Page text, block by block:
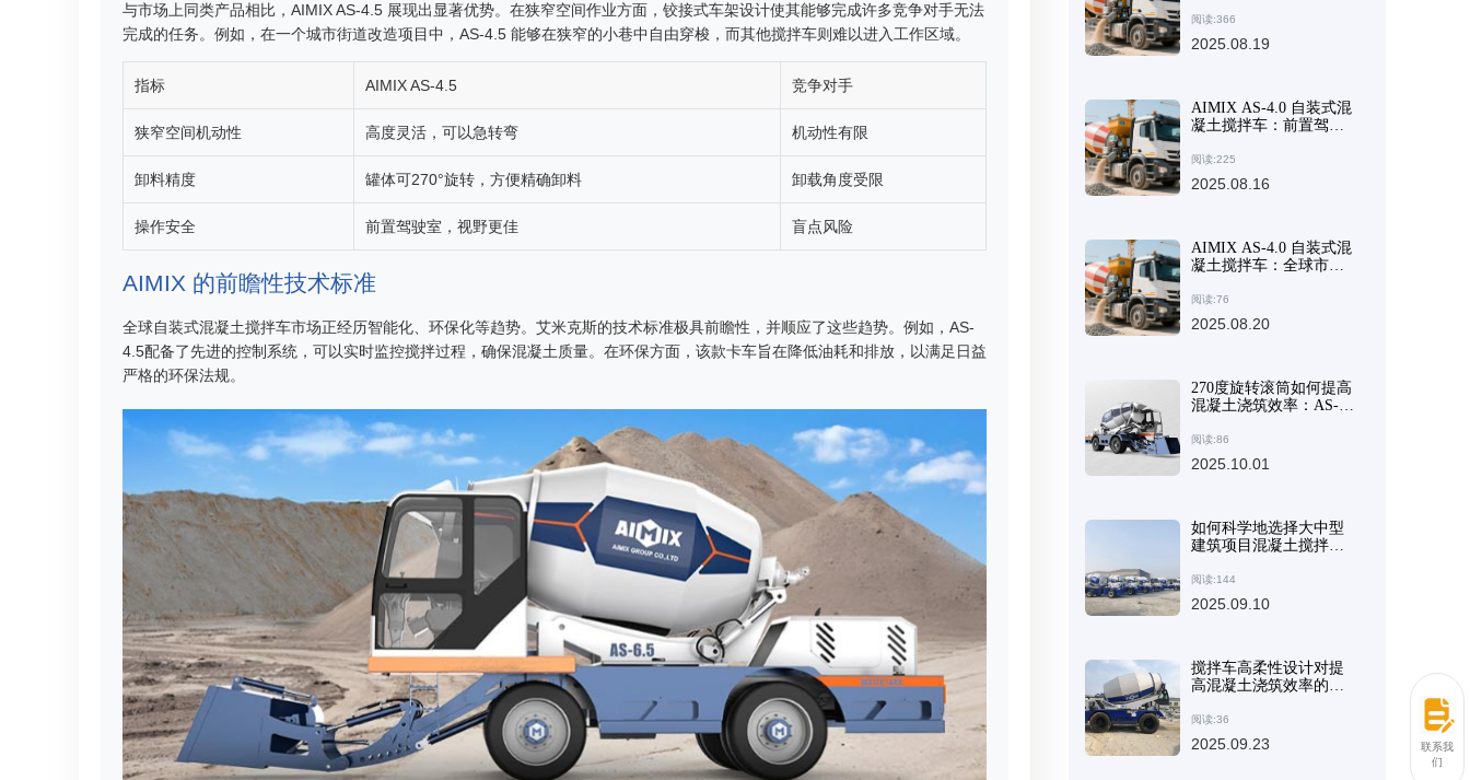
与市场上同类产品相比，AIMIX AS-4.5 展现出显著优势。在狭窄空间作业方面，铰接式车架设计使其能够完成许多竞争对手无法
完成的任务。例如，在一个城市街道改造项目中，AS-4.5 能够在狭窄的小巷中自由穿梭，而其他搅拌车则难以进入工作区域。
指标 AIMIX AS-4.5 竞争对手
狭窄空间机动性 高度灵活，可以急转弯 机动性有限
卸料精度 罐体可270°旋转，方便精确卸料 卸载角度受限
操作安全 前置驾驶室，视野更佳 盲点风险
AIMIX 的前瞻性技术标准
全球自装式混凝土搅拌车市场正经历智能化、环保化等趋势。艾米克斯的技术标准极具前瞻性，并顺应了这些趋势。例如，AS-
4.5配备了先进的控制系统，可以实时监控搅拌过程，确保混凝土质量。在环保方面，该款卡车旨在降低油耗和排放，以满足日益
严格的环保法规。
阅读:366
2025.08.19
AIMIX AS-4.0 自装式混
凝土搅拌车：前置驾驶
升效率和安全性
阅读:225
2025.08.16
AIMIX AS-4.0 自装式混
凝土搅拌车：全球市场
优势
阅读:76
2025.08.20
270度旋转滚筒如何提高
混凝土浇筑效率：AS-2.6
阅读:86
2025.10.01
如何科学地选择大中型
建筑项目混凝土搅拌设
阅读:144
2025.09.10
搅拌车高柔性设计对提
高混凝土浇筑效率的技
阅读:36
2025.09.23
联系我
们